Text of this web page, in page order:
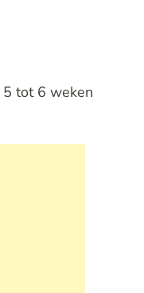
5 tot 6 weken